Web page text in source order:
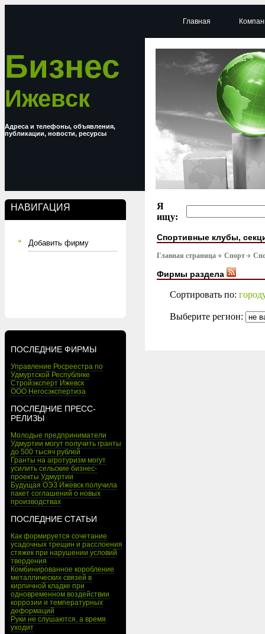
Бизнес
Ижевск
Адреса и телефоны, объявления,
публикации, новости, ресурсы
НАВИГАЦИЯ
Добавить фирму
ПОСЛЕДНИЕ ФИРМЫ
Управление Росреестра по
Удмуртской Республике
Стройэксперт Ижевск
ООО Негосэкспертиза
ПОСЛЕДНИЕ ПРЕСС-
РЕЛИЗЫ
Молодые предприниматели
Удмуртии могут получить гранты
до 500 тысяч рублей
Гранты на агротуризм могут
усилить сельские бизнес-
проекты Удмуртии
Будущая ОЭЗ Ижевск получила
пакет соглашений о новых
производствах
ПОСЛЕДНИЕ СТАТЬИ
Как формируется сочетание
усадочных трещин и расслоения
стяжек при нарушении условий
твердения
Комбинированное коробление
металлических связей в
кирпичной кладке при
одновременном воздействии
коррозии и температурных
деформаций
Руки не слушаются, а время
уходит
Главная
Я
ищу:
Спортивные клубы,
Главная страница Спорт
Фирмы раздела
Сортировать по:
Выберите регион: